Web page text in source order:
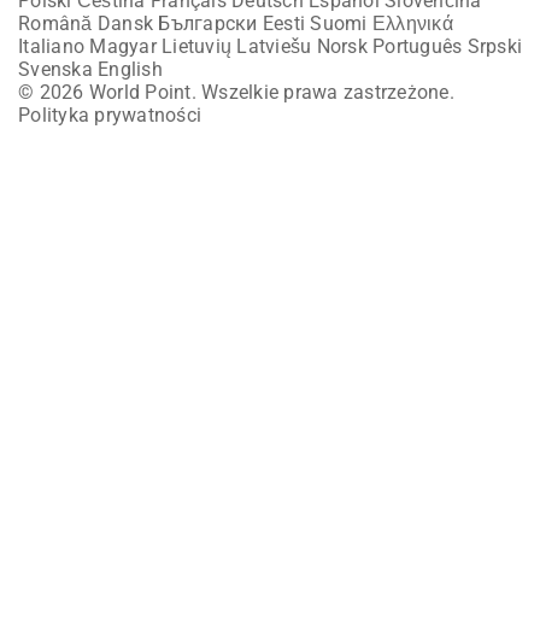
Română Dansk Български Eesti Suomi Ελληνικά
Italiano Magyar Lietuvių Latviešu Norsk Português Srpski
Svenska English
© 2026 World Point. Wszelkie prawa zastrzeżone.
Polityka prywatności